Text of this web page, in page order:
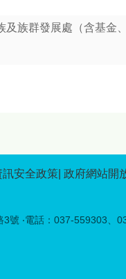
及族群發展處（含基金
訊安全政策 政府網站開
號 ‧電話：037-559303、